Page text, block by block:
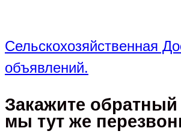
Сельскохозяйственная
объявлений.
Закажите обратный
мы тут же